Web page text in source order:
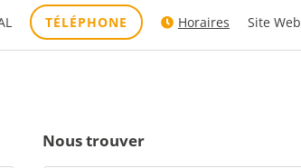
TÉLÉPHONE Horaires Site Web
Nous trouver